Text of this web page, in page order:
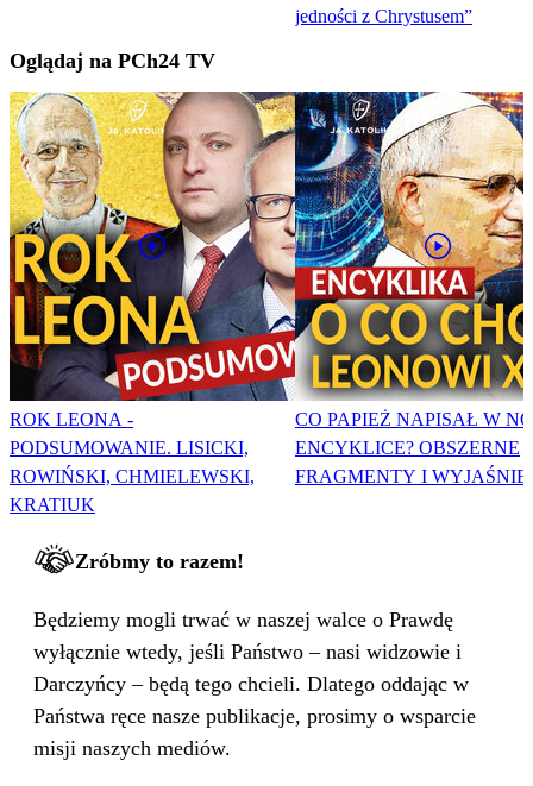
jedności z Chrystusem”
Oglądaj na PCh24 TV
ROK LEONA -
PODSUMOWANIE. LISICKI,
ROWIŃSKI, CHMIELEWSKI,
KRATIUK
CO PAPIEŻ NAPISAŁ W
ENCYKLICE? OBSZERNE
FRAGMENTY I
Zróbmy to razem!
Będziemy mogli trwać w naszej walce o Prawdę
wyłącznie wtedy, jeśli Państwo – nasi widzowie i
Darczyńcy – będą tego chcieli. Dlatego oddając w
Państwa ręce nasze publikacje, prosimy o wsparcie
misji naszych mediów.